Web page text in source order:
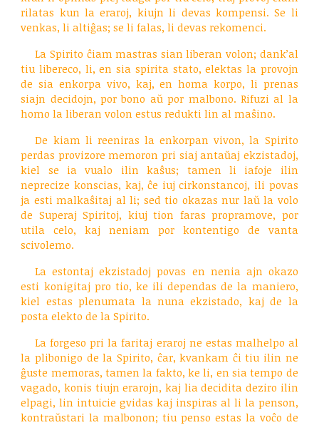
rilatas kun la eraroj, kiujn li devas kompensi. Se li
venkas, li altiĝas; se li falas, li devas rekomenci.
La Spirito ĉiam mastras sian liberan volon; dank’al
tiu libereco, li, en sia spirita stato, elektas la provojn
de sia enkorpa vivo, kaj, en homa korpo, li prenas
siajn decidojn, por bono aŭ por malbono. Rifuzi al la
homo la liberan volon estus redukti lin al maŝino.
De kiam li reeniras la enkorpan vivon, la Spirito
perdas provizore memoron pri siaj antaŭaj ekzistadoj,
kiel se ia vualo ilin kaŝus; tamen li iafoje ilin
neprecize konscias, kaj, ĉe iuj cirkonstancoj, ili povas
ja esti malkaŝitaj al li; sed tio okazas nur laŭ la volo
de Superaj Spiritoj, kiuj tion faras propramove, por
utila celo, kaj neniam por kontentigo de vanta
scivolemo.
La estontaj ekzistadoj povas en nenia ajn okazo
esti konigitaj pro tio, ke ili dependas de la maniero,
kiel estas plenumata la nuna ekzistado, kaj de la
posta elekto de la Spirito.
La forgeso pri la faritaj eraroj ne estas malhelpo al
la plibonigo de la Spirito, ĉar, kvankam ĉi tiu ilin ne
ĝuste memoras, tamen la fakto, ke li, en sia tempo de
vagado, konis tiujn erarojn, kaj lia decidita deziro ilin
elpagi, lin intuicie gvidas kaj inspiras al li la penson,
kontraŭstari la malbonon; tiu penso estas la voĉo de